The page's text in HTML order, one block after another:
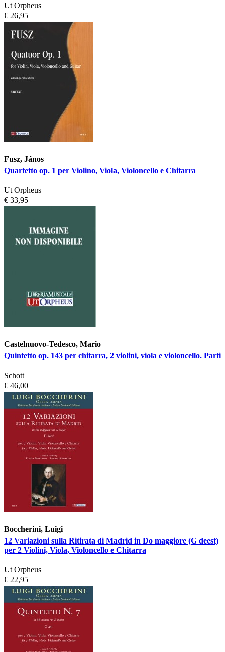
Ut Orpheus
€ 26,95
Fusz, János
Quartetto op. 1 per Violino, Viola, Violoncello e Chitarra
Ut Orpheus
€ 33,95
Castelnuovo-Tedesco, Mario
Quintetto op. 143 per chitarra, 2 violini, viola e violoncello. Parti
Schott
€ 46,00
Boccherini, Luigi
12 Variazioni sulla Ritirata di Madrid in Do maggiore (G deest)
per 2 Violini, Viola, Violoncello e Chitarra
Ut Orpheus
€ 22,95